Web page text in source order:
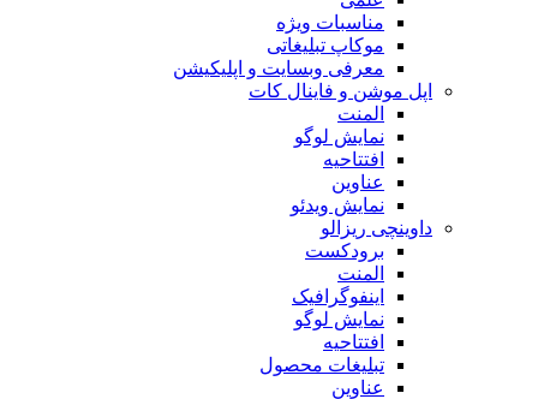
مناسبات ویژه
موکاپ تبلیغاتی
معرفی وبسایت و اپلیکیشن
اپل موشن و فاینال کات
المنت
نمایش لوگو
افتتاحیه
عناوین
نمایش ویدئو
داوینچی ریزالو
برودکست
المنت
اینفوگرافیک
نمایش لوگو
افتتاحیه
تبلیغات محصول
عناوین